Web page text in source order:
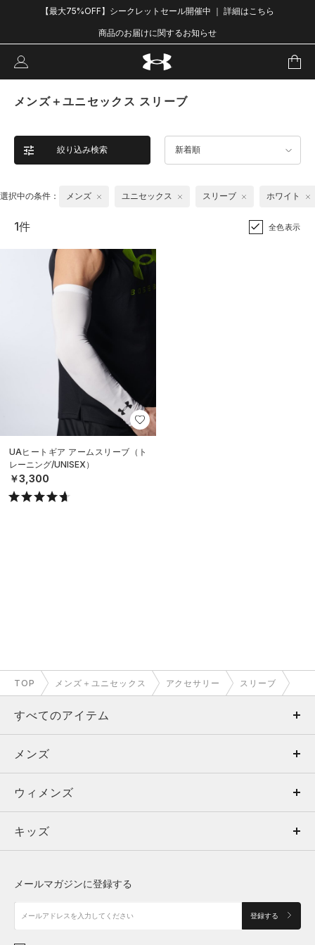
【最大75%OFF】シークレットセール開催中 ｜ 詳細はこちら
商品のお届けに関するお知らせ
メンズ＋ユニセックス スリーブ
絞り込み検索 新着順
選択中の条件： メンズ ユニセックス スリーブ ホワイト
1件 全色表示
UAヒートギア アームスリーブ（ト
レーニング/UNISEX）
￥3,300
TOP メンズ＋ユニセックス アクセサリー スリーブ
すべてのアイテム
メンズ
ウィメンズ
キッズ
アクセサリー
メンズ
トップス
ボトムス
アクセサリー
ウィメンズ
トップス
シューズ
キッズ
メールマガジンに登録する
登録する